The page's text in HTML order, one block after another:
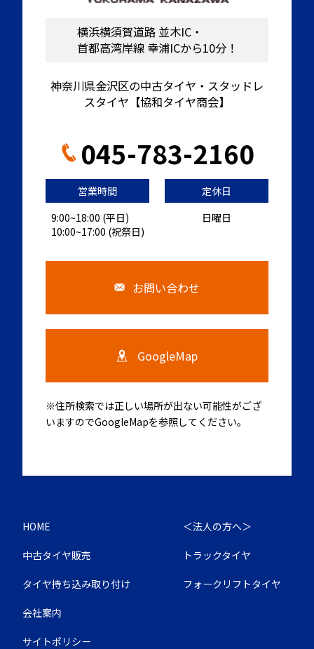
横浜横須賀道路 並木IC・
首都高湾岸線 幸浦ICから10分！
神奈川県金沢区の中古タイヤ・スタッドレ
スタイヤ【協和タイヤ商会】
045-783-2160
営業時間
9:00~18:00 (平日)
10:00~17:00 (祝祭日)
定休日
日曜日
お問い合わせ
GoogleMap
※住所検索では正しい場所が出ない可能性がござ
いますのでGoogleMapを参照してください。
HOME
中古タイヤ販売
タイヤ持ち込み取り付け
会社案内
サイトポリシー
＜法人の方へ＞
トラックタイヤ
フォークリフトタイヤ